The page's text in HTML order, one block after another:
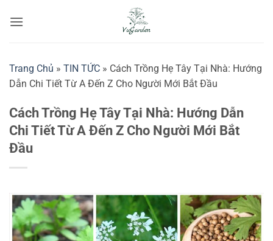
qua
Trang Chủ » TIN TỨC » Cách Trồng Hẹ Tây Tại Nhà: Hướng
Dẫn Chi Tiết Từ A Đến Z Cho Người Mới Bắt Đầu
Cách Trồng Hẹ Tây Tại Nhà: Hướng Dẫn
Chi Tiết Từ A Đến Z Cho Người Mới Bắt
Đầu